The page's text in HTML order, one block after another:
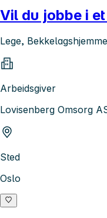
Vil du jobbe i
Lege,
Arbeidsgiver
Lovisenberg Omsorg
Sted
Oslo